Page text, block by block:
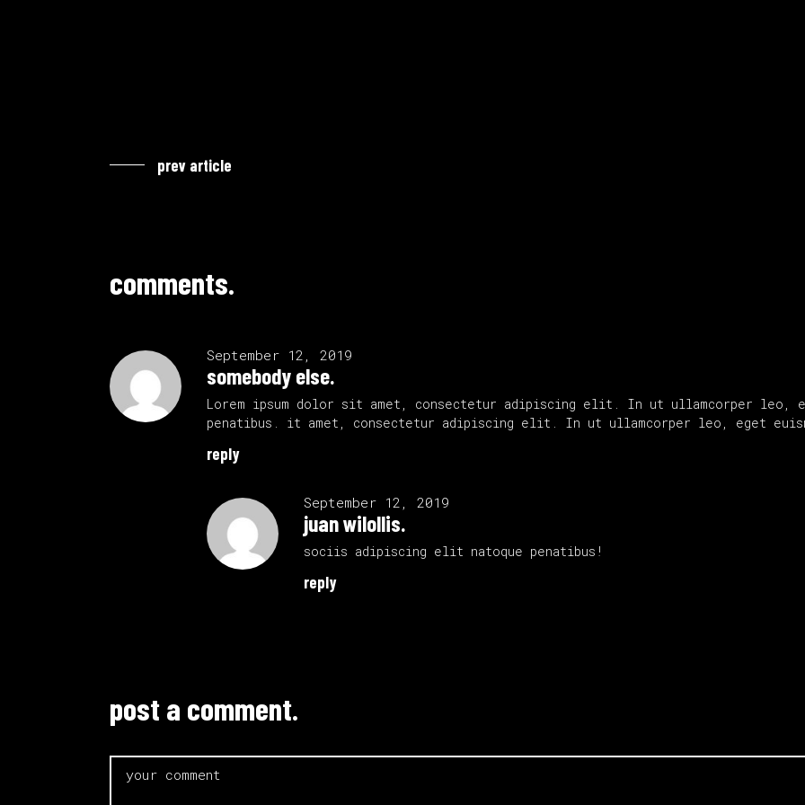
prev article
comments.
September 12, 2019
somebody else.
Lorem ipsum dolor sit amet, consectetur adipiscing elit. In ut ullamcorper leo,
penatibus. it amet, consectetur adipiscing elit. In ut ullamcorper leo, eget
reply
September 12, 2019
juan wilollis.
sociis adipiscing elit natoque penatibus!
reply
post a comment.